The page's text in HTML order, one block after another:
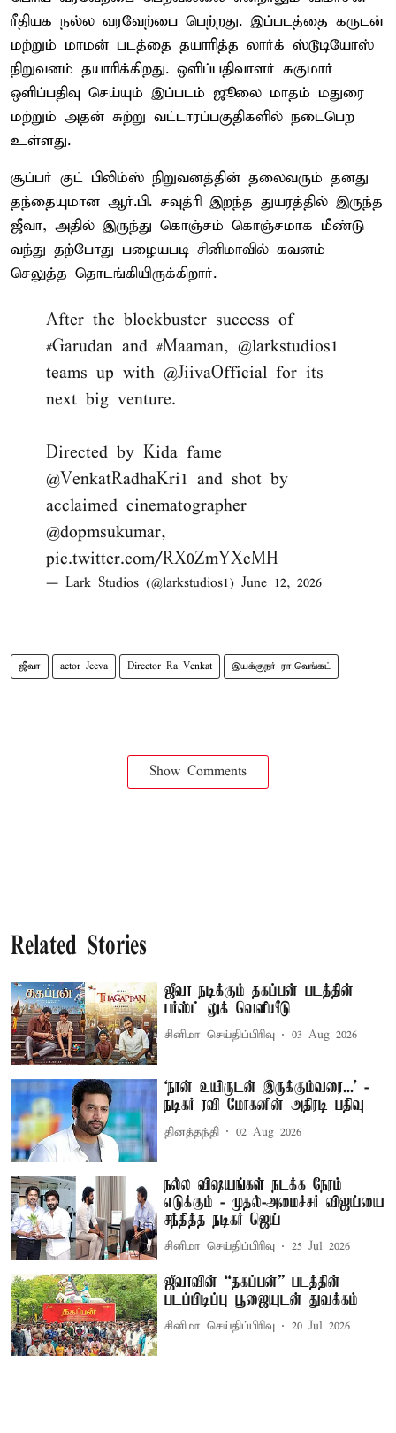
ரீதியக நல்ல வரவேற்பை பெற்றது. இப்படத்தை கருடன்
மற்றும் மாமன் படத்தை தயாரித்த லார்க் ஸ்டூடியோஸ்
நிறுவனம் தயாரிக்கிறது. ஒளிப்பதிவாளர் சுகுமார்
ஒளிப்பதிவு செய்யும் இப்படம் ஜூலை மாதம் மதுரை
மற்றும் அதன் சுற்று வட்டாரப்பகுதிகளில் நடைபெற
உள்ளது.
சூப்பர் குட் பிலிம்ஸ் நிறுவனத்தின் தலைவரும் தனது
தந்தையுமான ஆர்.பி. சவுத்ரி இறந்த துயரத்தில் இருந்த
ஜீவா, அதில் இருந்து கொஞ்சம் கொஞ்சமாக மீண்டு
வந்து தற்போது பழையபடி சினிமாவில் கவனம்
செலுத்த தொடங்கியிருக்கிறார்.
After the blockbuster success of
#Garudan and #Maaman, @larkstudios1
teams up with @JiivaOfficial for its
next big venture.
Directed by Kida fame
@VenkatRadhaKri1 and shot by
acclaimed cinematographer
@dopmsukumar,
pic.twitter.com/RX0ZmYXcMH
— Lark Studios (@larkstudios1) June 12, 2026
ஜீவா actor Jeeva Director Ra Venkat இயக்குநர் ரா.வெங்கட்
Show Comments
Related Stories
ஜீவா நடிக்கும் தகப்பன் படத்தின்
பர்ஸ்ட் லுக் வெளியீடு
சினிமா செய்திப்பிரிவு 03 Aug 2026
‘நான் உயிருடன் இருக்கும்வரை...’ -
நடிகர் ரவி மோகனின் அதிரடி பதிவு
தினத்தந்தி 02 Aug 2026
நல்ல விஷயங்கள் நடக்க நேரம்
எடுக்கும் - முதல்-அமைச்சர் விஜய்யை
சந்தித்த நடிகர் ஜெய்
சினிமா செய்திப்பிரிவு 25 Jul 2026
ஜீவாவின் “தகப்பன்” படத்தின்
படப்பிடிப்பு பூஜையுடன் துவக்கம்
சினிமா செய்திப்பிரிவு 20 Jul 2026